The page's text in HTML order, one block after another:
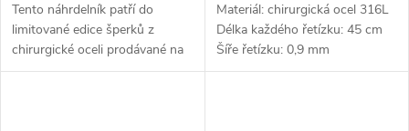
Tento náhrdelník patří do
limitované edice šperků z
chirurgické oceli prodávané na
style4.cz. Po vyprodání již
Materiál: chirurgická ocel 316L
Délka každého řetízku: 45 cm
Šíře řetízku: 0,9 mm
Přívěsek: 1x půlené srdce s